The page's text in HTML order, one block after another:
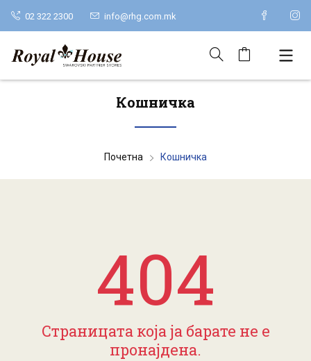
02 322 2300 info@rhg.com.mk
Кошничка
Почетна Кошничка
404
Страницата која ја барате не е
пронајдена.